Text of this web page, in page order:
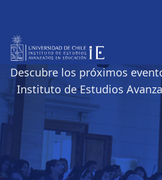
Eventos
Descubre los próximos
Instituto de Estudios